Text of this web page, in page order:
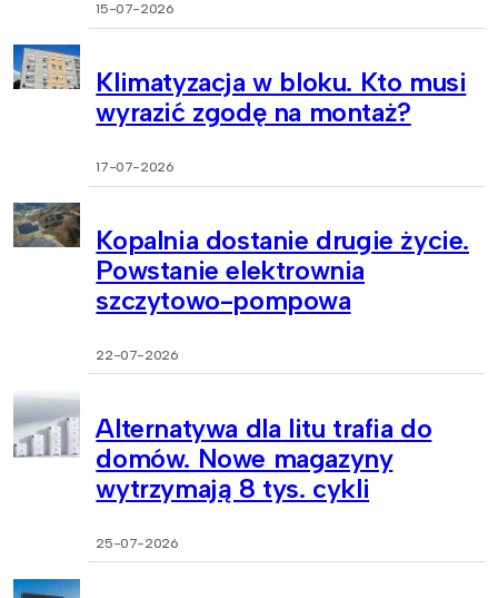
15-07-2026
Klimatyzacja w bloku. Kto musi
wyrazić zgodę na montaż?
17-07-2026
Kopalnia dostanie drugie życie.
Powstanie elektrownia
szczytowo-pompowa
22-07-2026
Alternatywa dla litu trafia do
domów. Nowe magazyny
wytrzymają 8 tys. cykli
25-07-2026